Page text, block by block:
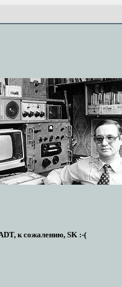
к сожалению, SK :-(